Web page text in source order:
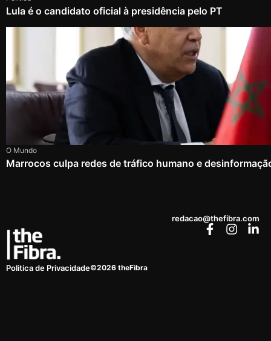
Lula é o candidato oficial à presidência pelo PT
O Mundo
Marrocos culpa redes de tráfico humano e
redacao@thefibra.com
Politica de Privacidade©2026 theFibra